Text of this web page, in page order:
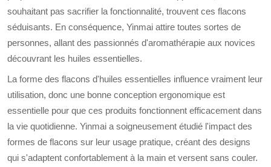
souhaitant pas sacrifier la fonctionnalité, trouvent ces flacons
séduisants. En conséquence, Yinmai attire toutes sortes de
personnes, allant des passionnés d'aromathérapie aux novices
découvrant les huiles essentielles.
La forme des flacons d'huiles essentielles influence vraiment leur
utilisation, donc une bonne conception ergonomique est
essentielle pour que ces produits fonctionnent efficacement dans
la vie quotidienne. Yinmai a soigneusement étudié l'impact des
formes de flacons sur leur usage pratique, créant des designs
qui s'adaptent confortablement à la main et versent sans couler.